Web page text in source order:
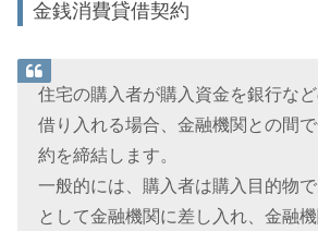
金銭消費貸借契約
住宅の購入者が購入資金を銀行な
借り入れる場合、金融機関との間
約を締結します。
一般的には、購入者は購入目的物
として金融機関に差し入れ、金融